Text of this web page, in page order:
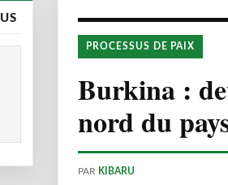
PROCESSUS DE PAIX
Burkina :
nord du
PAR KIBARU